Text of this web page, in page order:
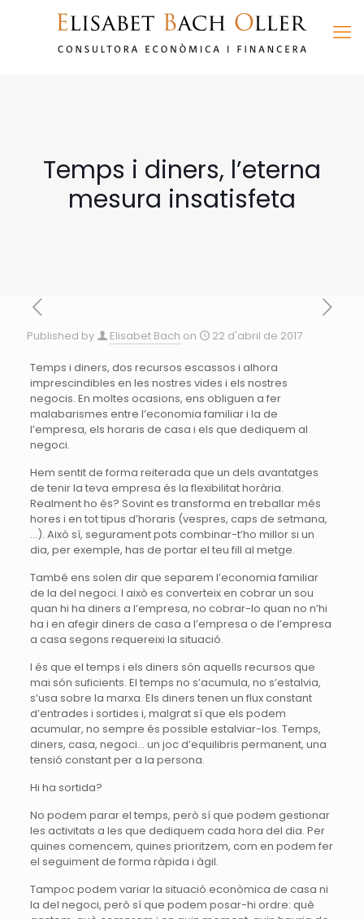
Temps i diners, l’eterna
mesura insatisfeta
Published by Elisabet Bach on 22 d'abril de 2017
Temps i diners, dos recursos escassos i alhora
imprescindibles en les nostres vides i els nostres
negocis. En moltes ocasions, ens obliguen a fer
malabarismes entre l’economia familiar i la de
l’empresa, els horaris de casa i els que dediquem al
negoci.
Hem sentit de forma reiterada que un dels avantatges
de tenir la teva empresa és la flexibilitat horària.
Realment ho és? Sovint es transforma en treballar més
hores i en tot tipus d’horaris (vespres, caps de setmana,
…). Això sí, segurament pots combinar-t’ho millor si un
dia, per exemple, has de portar el teu fill al metge.
També ens solen dir que separem l’economia familiar
de la del negoci. I això es converteix en cobrar un sou
quan hi ha diners a l’empresa, no cobrar-lo quan no n’hi
ha i en afegir diners de casa a l’empresa o de l’empresa
a casa segons requereixi la situació.
I és que el temps i els diners són aquells recursos que
mai són suficients. El temps no s’acumula, no s’estalvia,
s’usa sobre la marxa. Els diners tenen un flux constant
d’entrades i sortides i, malgrat sí que els podem
acumular, no sempre és possible estalviar-los. Temps,
diners, casa, negoci… un joc d’equilibris permanent, una
tensió constant per a la persona.
Hi ha sortida?
No podem parar el temps, però sí que podem gestionar
les activitats a les que dediquem cada hora del dia. Per
quines comencem, quines prioritzem, com en podem fer
el seguiment de forma ràpida i àgil.
Tampoc podem variar la situació econòmica de casa ni
la del negoci, però sí que podem posar-hi ordre: què